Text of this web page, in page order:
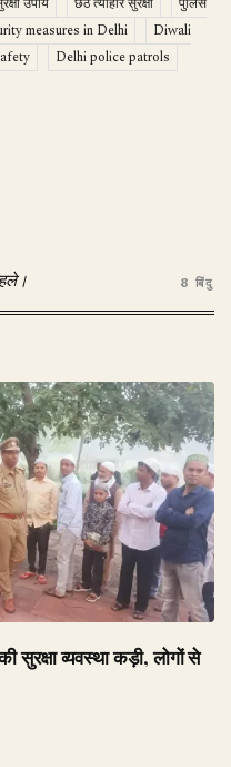
measures in Delhi
Diwali
Delhi police patrols
8 बिंदु
सुरक्षा व्यवस्था कड़ी, लोगों से